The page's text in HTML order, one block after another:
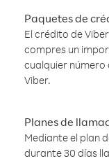
Paquetes de
El crédito de
compres un
cualquier número
Viber.
Planes de
Mediante el plan
durante 30 días